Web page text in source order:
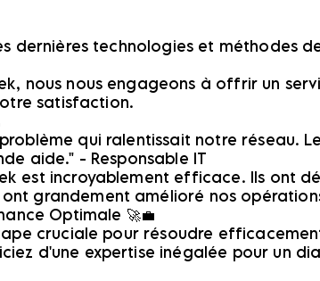
dernières technologies et méthodes
nous nous engageons à offrir un
satisfaction.
qui ralentissait notre réseau.
aide." - Responsable IT
est incroyablement efficace. Ils ont
grandement amélioré nos
Optimale 🚀💼
cruciale pour résoudre
d'une expertise inégalée pour un